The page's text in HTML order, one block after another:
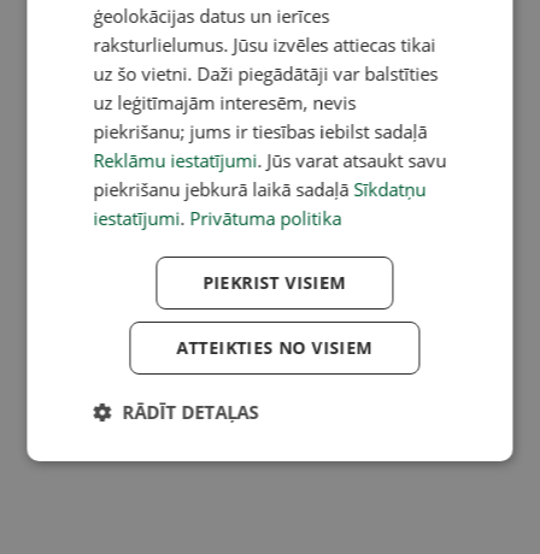
ģeolokācijas datus un ierīces
raksturlielumus. Jūsu izvēles attiecas tikai
uz šo vietni. Daži piegādātāji var balstīties
uz leģitīmajām interesēm, nevis
piekrišanu; jums ir tiesības iebilst sadaļā
Reklāmu iestatījumi. Jūs varat atsaukt savu
piekrišanu jebkurā laikā sadaļā Sīkdatņu
iestatījumi. Privātuma politika
PIEKRIST VISIEM
ATTEIKTIES NO VISIEM
RĀDĪT DETAĻAS